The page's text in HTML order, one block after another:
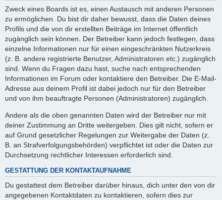
Zweck eines Boards ist es, einen Austausch mit anderen Personen
zu ermöglichen. Du bist dir daher bewusst, dass die Daten deines
Profils und die von dir erstellten Beiträge im Internet öffentlich
zugänglich sein können. Der Betreiber kann jedoch festlegen, dass
einzelne Informationen nur für einen eingeschränkten Nutzerkreis
(z. B. andere registrierte Benutzer, Administratoren etc.) zugänglich
sind. Wenn du Fragen dazu hast, suche nach entsprechenden
Informationen im Forum oder kontaktiere den Betreiber. Die E-Mail-
Adresse aus deinem Profil ist dabei jedoch nur für den Betreiber
und von ihm beauftragte Personen (Administratoren) zugänglich.
Andere als die oben genannten Daten wird der Betreiber nur mit
deiner Zustimmung an Dritte weitergeben. Dies gilt nicht, sofern er
auf Grund gesetzlicher Regelungen zur Weitergabe der Daten (z.
B. an Strafverfolgungsbehörden) verpflichtet ist oder die Daten zur
Durchsetzung rechtlicher Interessen erforderlich sind.
GESTATTUNG DER KONTAKTAUFNAHME
Du gestattest dem Betreiber darüber hinaus, dich unter den von dir
angegebenen Kontaktdaten zu kontaktieren, sofern dies zur